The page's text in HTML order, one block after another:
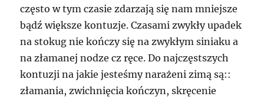
często w tym czasie zdarzają się nam mniejsze
bądź większe kontuzje. Czasami zwykły upadek
na stokug nie kończy się na zwykłym siniaku a
na złamanej nodze cz ręce. Do najczęstszych
kontuzji na jakie jesteśmy narażeni zimą są::
złamania, zwichnięcia kończyn, skręcenie